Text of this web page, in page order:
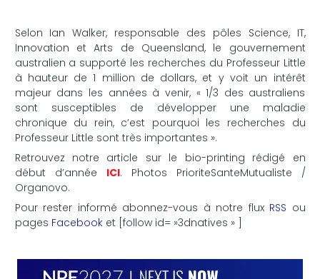
Selon Ian Walker, responsable des pôles Science, IT,
Innovation et Arts de Queensland, le gouvernement
australien a supporté les recherches du Professeur Little
à hauteur de 1 million de dollars, et y voit un intérêt
majeur dans les années à venir, « 1/3 des australiens
sont susceptibles de développer une maladie
chronique du rein, c’est pourquoi les recherches du
Professeur Little sont très importantes ».
Retrouvez notre article sur le bio-printing rédigé en
début d’année ICI. Photos PrioriteSanteMutualiste /
Organovo.
Pour rester informé abonnez-vous à notre flux RSS ou
pages Facebooket [follow id= »3dnatives » ]